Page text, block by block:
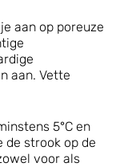
aan op poreuze
aan. Vette
5°C en
de strook op de
voor als